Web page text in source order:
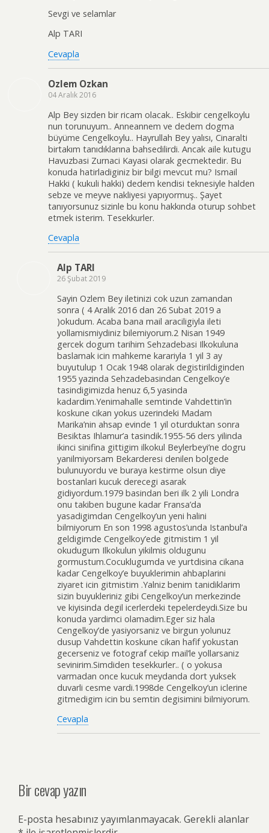
Sevgi ve selamlar
Alp TARI
Cevapla
Ozlem Ozkan
04 Aralık 2016
Alp Bey sizden bir ricam olacak.. Eskibir cengelkoylu
nun torunuyum.. Anneannem ve dedem dogma
büyüme Cengelkoylu.. Hayrullah Bey yalısı, Cinaralti
birtakım tanıdıklarına bahsedilirdi. Ancak aile kutugu
Havuzbasi Zurnaci Kayasi olarak gecmektedir. Bu
konuda hatirladiginiz bir bilgi mevcut mu? Ismail
Hakki ( kukuli hakki) dedem kendisi teknesiyle halden
sebze ve meyve nakliyesi yapıyormuş.. Şayet
tanıyorsunuz sizinle bu konu hakkında oturup sohbet
etmek isterim. Tesekkurler.
Cevapla
Alp TARI
26 Şubat 2019
Sayin Ozlem Bey iletinizi cok uzun zamandan
sonra ( 4 Aralik 2016 dan 26 Subat 2019 a
)okudum. Acaba bana mail araciligiyla ileti
yollamismiydiniz bilemiyorum.2 Nisan 1949
gercek dogum tarihim Sehzadebasi Ilkokuluna
baslamak icin mahkeme karariyla 1 yil 3 ay
buyutulup 1 Ocak 1948 olarak degistirildiginden
1955 yazinda Sehzadebasindan Cengelkoy’e
tasindigimizda henuz 6,5 yasinda
kadardim.Yenimahalle semtinde Vahdettin’in
koskune cikan yokus uzerindeki Madam
Marika’nin ahsap evinde 1 yil oturduktan sonra
Besiktas Ihlamur’a tasindik.1955-56 ders yilinda
ikinci sinifina gittigim ilkokul Beylerbeyi’ne dogru
yanilmiyorsam Bekarderesi denilen bolgede
bulunuyordu ve buraya kestirme olsun diye
bostanlari kucuk derecegi asarak
gidiyordum.1979 basindan beri ilk 2 yili Londra
onu takiben bugune kadar Fransa’da
yasadigimdan Cengelkoy’un yeni halini
bilmiyorum En son 1998 agustos’unda Istanbul’a
geldigimde Cengelkoy’ede gitmistim 1 yil
okudugum Ilkokulun yikilmis oldugunu
gormustum.Cocuklugumda ve yurtdisina cikana
kadar Cengelkoy’e buyuklerimin ahbaplarini
ziyaret icin gitmistim .Yalniz benim tanidiklarim
sizin buyukleriniz gibi Cengelkoy’un merkezinde
ve kiyisinda degil icerlerdeki tepelerdeydi.Size bu
konuda yardimci olamadim.Eger siz hala
Cengelkoy’de yasiyorsaniz ve birgun yolunuz
dusup Vahdettin koskune cikan hafif yokustan
gecerseniz ve fotograf cekip mail’le yollarsaniz
sevinirim.Simdiden tesekkurler.. ( o yokusa
varmadan once kucuk meydanda dort yuksek
duvarli cesme vardi.1998de Cengelkoy’un iclerine
gitmedigim icin bu semtin degisimini bilmiyorum.
Cevapla
Bir cevap yazın
E-posta hesabınız yayımlanmayacak. Gerekli alanlar